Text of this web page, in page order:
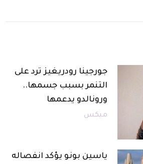
جورجينا رودريغيز ترد على
التنمر بسبب جسمها..
ورونالدو يدعمها
ميكس
ياسين بونو يؤكد انفصاله